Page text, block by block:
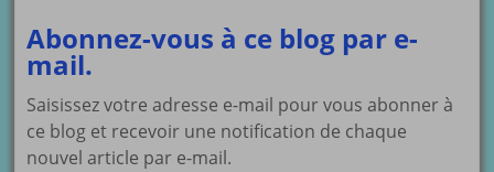
Abonnez-vous à ce blog par e-
mail.
Saisissez votre adresse e-mail pour vous abonner à
ce blog et recevoir une notification de chaque
nouvel article par e-mail.